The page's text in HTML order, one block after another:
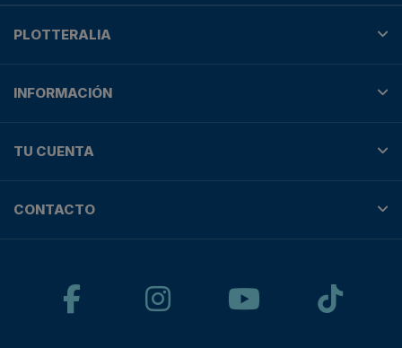
PLOTTERALIA
INFORMACIÓN
TU CUENTA
CONTACTO